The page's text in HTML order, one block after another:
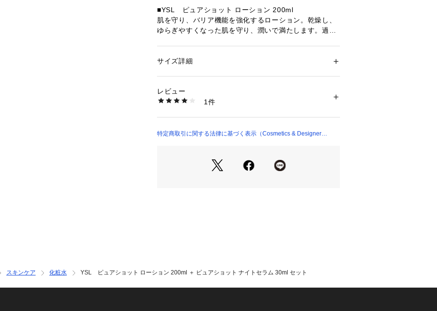
■YSL　ピュアショット ローション 200ml
肌を守り、バリア機能を強化するローション。乾燥し、
ゆらぎやすくなった肌を守り、潤いで満たします。過労
み、滑らかで潤いに満ちた、しなやかな肌へ。
No.1美容液で潤いに満ちた毛穴レス*肌へ。ボタニカル
成分、ムーンライトカクタスの生命力。翌朝、まるでぐ
のりもアップ。毎日のお手入れで、崩れにくい肌バラン
性別：レディース
商品番号：
0300003800042 （ショップ）
サイズ詳細
レビュー
1件
特定商取引に関する法律に基づく表示（Cosmetics & Designer
スキンケア 化粧水 YSL ピュアショット ローション 200ml ＋ ピュアショット ナイトセラム 30ml セット